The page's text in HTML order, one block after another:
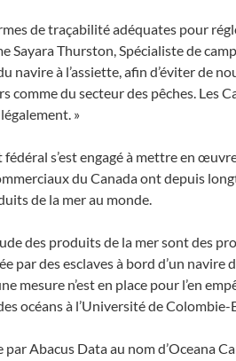
de traçabilité adéquates pour
Sayara Thurston, Spécialiste de
navire à l’assiette, afin d’éviter de
comme du secteur des pêches. Les
»
s’est engagé à mettre en
du Canada ont depuis
de la mer au monde.
des produits de la mer sont des
par des esclaves à bord d’un
mesure n’est en place pour l’en
océans à l’Université de
Abacus Data au nom d’Oceana